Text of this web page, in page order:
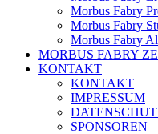
Morbus Fabry
Morbus Fabry
Morbus Fabry
MORBUS FABRY
KONTAKT
KONTAKT
IMPRESSUM
SPONSOREN